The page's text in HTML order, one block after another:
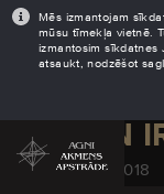
Mēs izmantojam
mūsu tīmekļa vietnē.
izmantosim sīkdatnes
atsaukt, nodzēšot
DEKTON
November 28, 2018